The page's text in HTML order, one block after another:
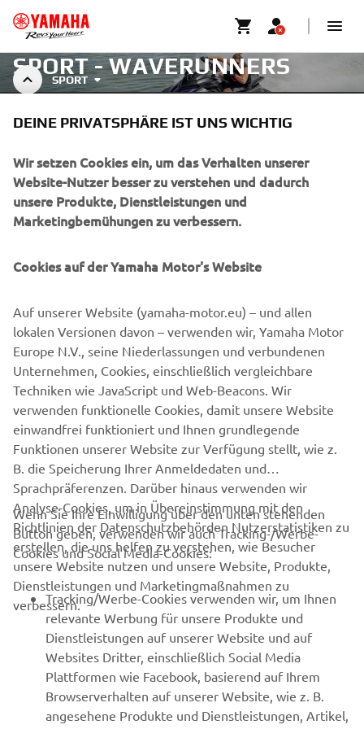
SPORT
SPORT - WAVERUNNERS
Erkunden Sie das Angebot
MEHR ERFAHREN
Ein professioneller Reiter, der seine fortgeschrittenen
Fähigkeiten in einem geschlossenen Bereich demonstriert.
UNTERNEHMEN
B2B
MEHR YAMAHA
SUPPORT
NEWSLETTER
Erfahre als Erster von den neuesten Angeboten,
Sonderveranstaltungen, Neuerscheinungen und vielem mehr.
ABONNIEREN
Lesen Sie unsere Datenschutzrichtlinie, um zu erfahren, wie wir
Ihre persönlichen Daten verarbeiten: Datenschutzerklärung.
DEINE PRIVATSPHÄRE IST UNS WICHTIG
Wir setzen Cookies ein, um das Verhalten unserer
Website-Nutzer besser zu verstehen und dadurch
unsere Produkte, Dienstleistungen und
Marketingbemühungen zu verbessern.
Cookies auf der Yamaha Motor's Website
Auf unserer Website (yamaha-motor.eu) – und allen
lokalen Versionen davon – verwenden wir, Yamaha Motor
Europe N.V., seine Niederlassungen und verbundenen
Unternehmen, Cookies, einschließlich vergleichbare
Techniken wie JavaScript und Web-Beacons. Wir
verwenden funktionelle Cookies, damit unsere Website
einwandfrei funktioniert und Ihnen grundlegende
Funktionen unserer Website zur Verfügung stellt, wie z.
B. die Speicherung Ihrer Anmeldedaten und
Sprachpräferenzen. Darüber hinaus verwenden wir
Analyse-Cookies, um in Übereinstimmung mit den
Richtlinien der Datenschutzbehörden Nutzerstatistiken zu
erstellen, die uns helfen zu verstehen, wie Besucher
unsere Website nutzen und unsere Website, Produkte,
Dienstleistungen und Marketingmaßnahmen zu
verbessern.
Wenn Sie Ihre Einwilligung über den unten stehenden
Button geben, verwenden wir auch Tracking-/Werbe-
Cookies und Social Media-Cookies:
Tracking/Werbe-Cookies verwenden wir, um Ihnen
relevante Werbung für unsere Produkte und
Dienstleistungen auf unserer Website und auf
Websites Dritter, einschließlich Social Media
Plattformen wie Facebook, basierend auf Ihrem
Browserverhalten auf unserer Website, wie z. B.
angesehene Produkte und Dienstleistungen, Artikel,